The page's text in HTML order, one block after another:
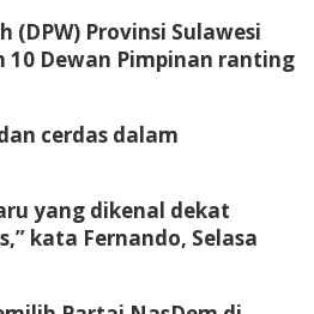
Provinsi Sulawesi
10 Dewan Pimpinan ranting
cerdas dalam
yang dikenal dekat
kata Fernando, Selasa